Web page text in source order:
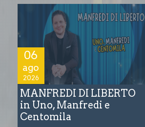
06
ago
2026
MANFREDI DI LIBERTO
in Uno, Manfredi e
Centomila